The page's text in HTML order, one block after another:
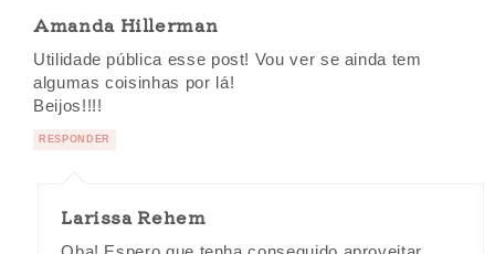
Amanda Hillerman
Utilidade pública esse post! Vou ver se ainda tem
algumas coisinhas por lá!
Beijos!!!!
RESPONDER
Larissa Rehem